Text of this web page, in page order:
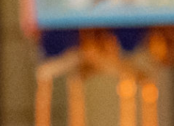
am wärmenden
gehört schon
Jedoch kommt der
auch mit seinem